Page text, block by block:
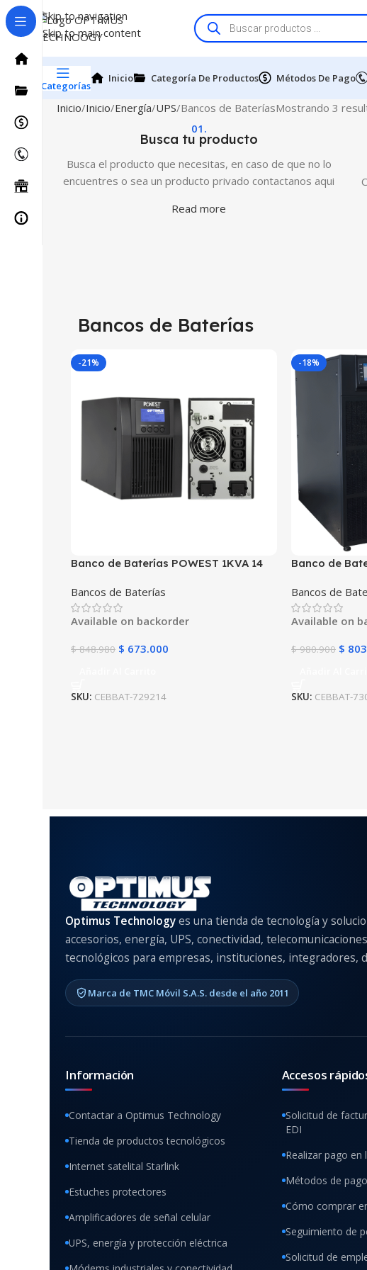
Skip to navigation
Skip to main content
Categorías
Inicio Categoría De Productos Métodos De Pago
Inicio Inicio Energía UPS Bancos de BateríasMostrando 3
01.
Busca tu producto
Busca el producto que necesitas, en caso de que no lo
encuentres o sea un producto privado contactanos aqui
Read more
Bancos de Baterías
-21%
Banco de Baterías POWEST 1KVA 14
Bancos de Baterías
Available on backorder
$848.980 $ 673.000
SKU: CEBBAT-729214
-18%
Banco de
Bancos de
Available on
$980.900 $
SKU: CEBBAT-
Optimus Technologyes una tienda de tecnología y
accesorios, energía, UPS, conectividad,
tecnológicos para empresas, instituciones, integradores,
Marca de TMC Móvil S.A.S. desde el año 2011
Información
Contactar a Optimus Technology
Tienda de productos tecnológicos
Internet satelital Starlink
Estuches protectores
Amplificadores de señal celular
UPS, energía y protección eléctrica
Accesos
Solicitud de
EDI
Realizar pago en
Métodos de
Cómo comprar
Seguimiento de
Solicitud de